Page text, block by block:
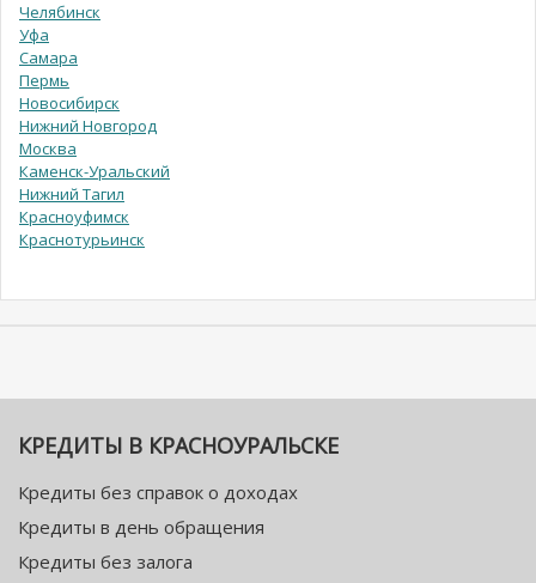
Челябинск
Уфа
Самара
Пермь
Новосибирск
Нижний Новгород
Москва
Каменск-Уральский
Нижний Тагил
Красноуфимск
Краснотурьинск
КРЕДИТЫ В КРАСНОУРАЛЬСКЕ
Кредиты без справок о доходах
Кредиты в день обращения
Кредиты без залога